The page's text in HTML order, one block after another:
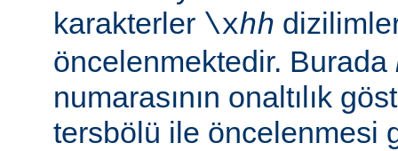
karakterler \xhh
öncelenmektedir. Burada
numarasının onaltılık
tersbölü ile öncelenmesi